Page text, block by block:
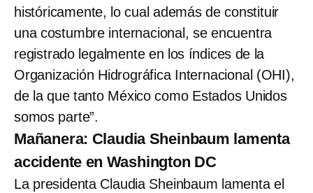
históricamente, lo cual además de constituir
una costumbre internacional, se encuentra
registrado legalmente en los índices de la
Organización Hidrográfica Internacional (OHI),
de la que tanto México como Estados Unidos
somos parte”.
Mañanera: Claudia Sheinbaum lamenta
accidente en Washington DC
La presidenta Claudia Sheinbaum lamenta el